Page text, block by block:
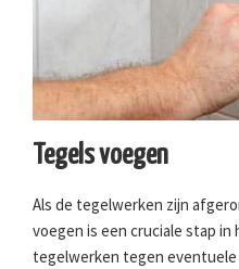
Tegels voegen
Als de tegelwerken zijn
voegen is een cruciale stap
tegelwerken tegen